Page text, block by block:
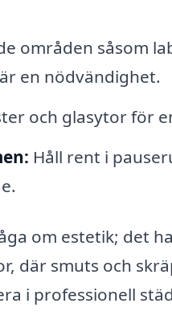
områden såsom
en nödvändighet.
och glasytor för
Håll rent i
om estetik; det
där smuts och
i professionell